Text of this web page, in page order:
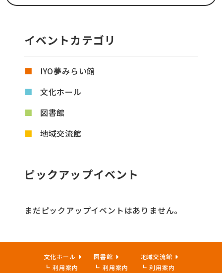
イベントカテゴリ
IYO夢みらい館
文化ホール
図書館
地域交流館
ピックアップイベント
まだピックアップイベントはありません。
文化ホール
利用案内
図書館
利用案内
地域交流館
利用案内